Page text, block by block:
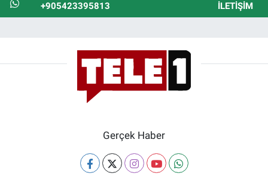
+905423395813 İLETIŞIM
Gerçek Haber